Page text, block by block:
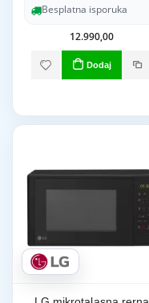
Besplatna isporuka
12.990,00
Dodaj